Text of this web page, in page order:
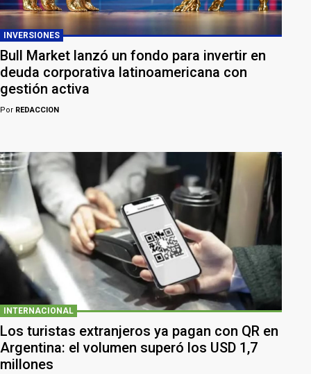
INVERSIONES
Bull Market lanzó un fondo para invertir en
deuda corporativa latinoamericana con
gestión activa
Por REDACCION
INTERNACIONAL
Los turistas extranjeros ya pagan con QR en
Argentina: el volumen superó los USD 1,7
millones